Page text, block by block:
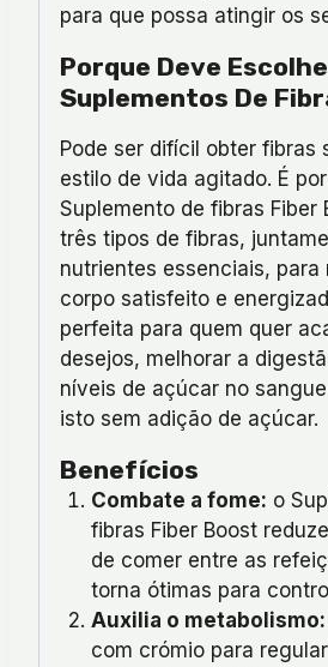
para que possa atingir os
Porque Deve
Suplementos De
Pode ser difícil obter fibras
estilo de vida agitado. É
Suplemento de fibras Fiber
três tipos de fibras,
nutrientes essenciais, para
corpo satisfeito e
perfeita para quem quer
desejos, melhorar a
níveis de açúcar no
isto sem adição de açúcar.
Benefícios
Combate a fome: o
fibras Fiber Boost
de comer entre as
torna ótimas para
Auxilia o metabolismo:
com crómio para